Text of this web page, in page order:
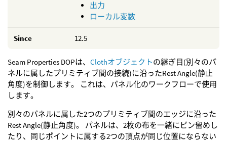
出力
ローカル変数
Since 12.5
Seam Properties DOPは、 Clothオブジェクトの継ぎ目(別々のパ
ネルに属したプリミティブ間の接続)に沿ったRest Angle(静止
角度)を制御します。 これは、パネル化のワークフローで使用
します。
別々のパネルに属した2つのプリミティブ間のエッジに沿った
Rest Angle(静止角度)。 パネルは、2枚の布を一緒にピン留めし
たり、同じポイントに属する2つの頂点が同じ位置にならない